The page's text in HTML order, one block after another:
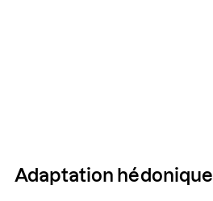
Adaptation hédonique